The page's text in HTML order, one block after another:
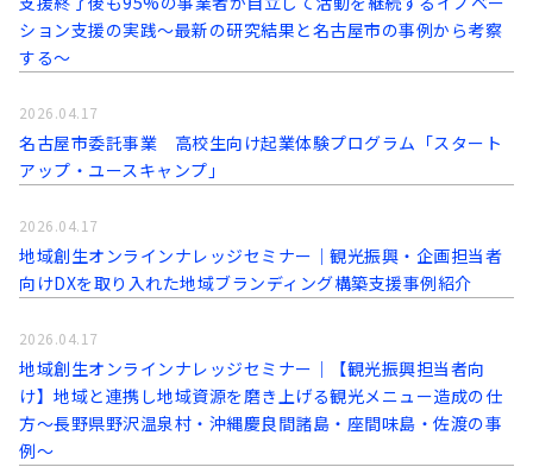
ション支援の実践～最新の研究結果と名古屋市の事例から考察
する〜
名古屋市委託事業 高校生向け起業体験プログラム「スタート
アップ・ユースキャンプ」
2026.04.17
地域創生オンラインナレッジセミナー｜観光振興・企画担当者
向けDXを取り入れた地域ブランディング構築支援事例紹介
2026.04.17
地域創生オンラインナレッジセミナー｜【観光振興担当者向
け】地域と連携し地域資源を磨き上げる観光メニュー造成の仕
方～長野県野沢温泉村・沖縄慶良間諸島・座間味島・佐渡の事
例～
2026.04.17